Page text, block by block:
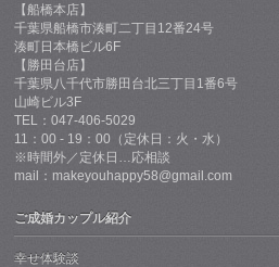
【船橋本店】
千葉県船橋市湊町二丁目12番24号
湊町日本橋ビル6F
【勝田台店】
千葉県八千代市勝田台北三丁目1番6号
山崎ビル3F
TEL：047-406-5029
11：00 - 19：00（定休日：火・水）
※時間外／定休日…応相談
mail：makeyouhappy58@gmail.com
ご成婚カップル紹介
幸せ体験談